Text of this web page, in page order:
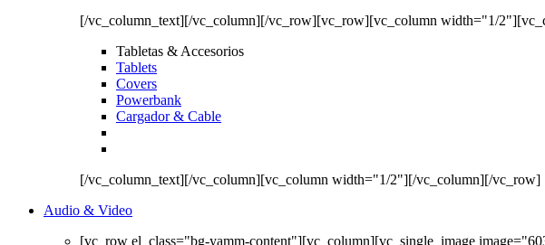
[/vc_column_text][/vc_column][/vc_row][vc_row][vc_column width="1/
Tabletas & Accesorios
Tablets
Covers
Powerbank
Cargador & Cable
[/vc_column_text][/vc_column][vc_column width="1/2"][/vc_column][/vc_row]
Audio & Video
[vc_row el_class="bg-yamm-content"][vc_column][vc_single_image